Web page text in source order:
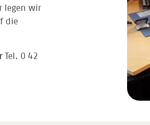
legen wir
die
Tel. 0 42